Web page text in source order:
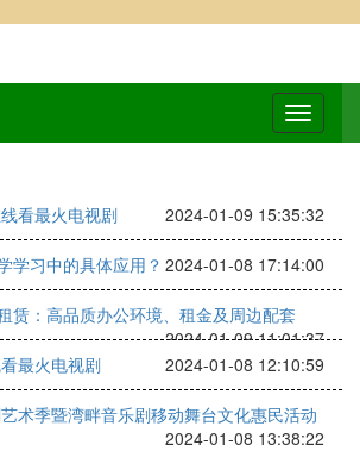
看最火电视剧 2024-01-09 15:35:32
学习中的具体应用？ 2024-01-08 17:14:00
赁：高品质办公环境、租金及周边配套
2024-01-09 11:01:37
最火电视剧
2024-01-08 12:10:59
术季暨湾畔音乐剧移动舞台文化惠民活动
2024-01-08 13:38:22